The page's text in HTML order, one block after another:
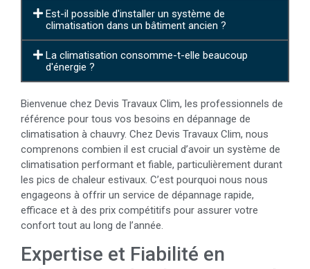
Est-il possible d'installer un système de
climatisation dans un bâtiment ancien ?
La climatisation consomme-t-elle beaucoup
d'énergie ?
Bienvenue chez Devis Travaux Clim, les professionnels de
référence pour tous vos besoins en dépannage de
climatisation à chauvry. Chez Devis Travaux Clim, nous
comprenons combien il est crucial d’avoir un système de
climatisation performant et fiable, particulièrement durant
les pics de chaleur estivaux. C’est pourquoi nous nous
engageons à offrir un service de dépannage rapide,
efficace et à des prix compétitifs pour assurer votre
confort tout au long de l’année.
Expertise et Fiabilité en